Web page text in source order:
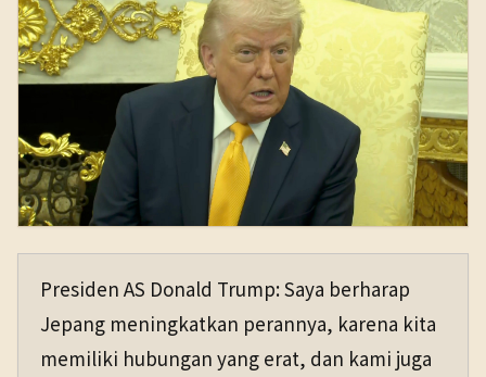
Presiden AS Donald Trump: Saya berharap
Jepang meningkatkan perannya, karena kita
memiliki hubungan yang erat, dan kami juga